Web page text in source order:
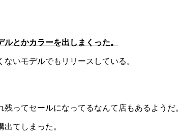
とかカラーを出しまくった。
いモデルでもリリースしている。
ってセールになってるなんて店もあるようだ。
てしまった。